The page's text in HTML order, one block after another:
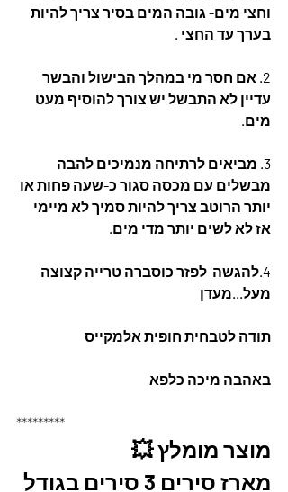
וחצי מים- גובה המים בסיר צריך להיות
בערך עד החצי .
2. אם חסר מי במהלך הבישול והבשר
עדיין לא התבשל יש צורך להוסיף מעט
מים.
3. מביאים לרתיחה מנמיכים להבה
מבשלים עם מכסה סגור כ-שעה פחות או
יותר הרוטב צריך להיות סמיך לא מיימי
אז לא לשים יותר מדי מים.
4.להגשה-לפזר כוסברה טרייה קצוצה
מעל...מעדן
תודה לטבחית חופית אלמקייס
באהבה מיכה כלפא
*********
מוצר מומלץ 💥
מארז סירים 3 סירים בגודל